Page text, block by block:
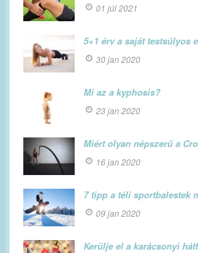
01 júl 2021
5+1 érv a saját testsúlyos
30 jan 2020
Mi az a kyphosis?
23 jan 2020
Miért olyan népszerű a
16 jan 2020
7 tipp a téli sportbalestek
09 jan 2020
Kerülje el a karácsonyi